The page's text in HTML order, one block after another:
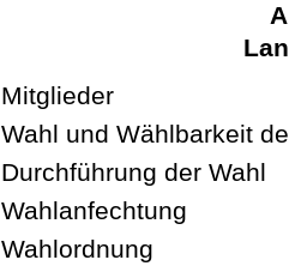
Mitglieder
Wahl und Wählbarkeit
Durchführung der Wahl
Wahlanfechtung
Wahlordnung